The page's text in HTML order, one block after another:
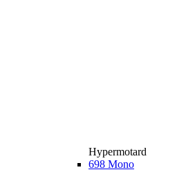
Hypermotard
698 Mono